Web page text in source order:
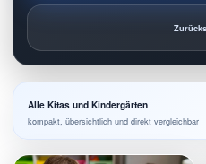
Alle Kitas und Kindergärten
kompakt, übersichtlich und direkt vergleichbar